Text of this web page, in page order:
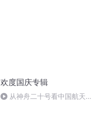
欢度国庆专辑
从神舟二十号看中国航天